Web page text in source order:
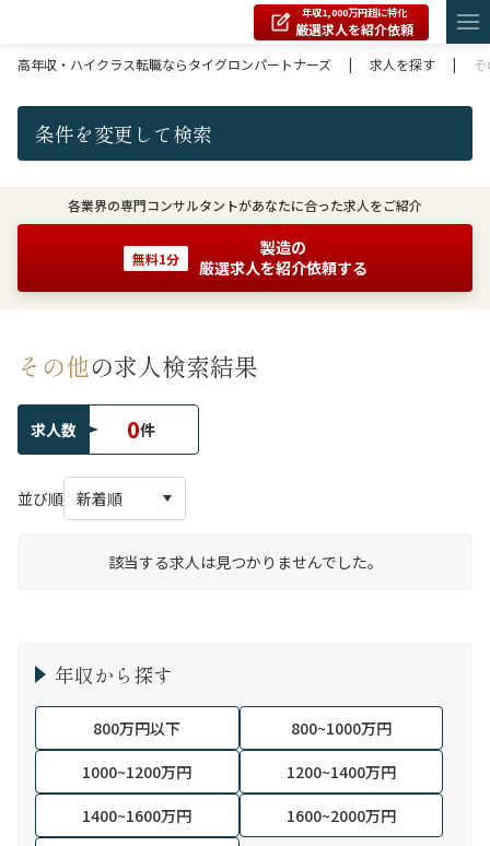
年収1,000万円超に特化
厳選求人を紹介依頼
高年収・ハイクラス転職ならタイグロンパートナーズ
| 求人を探す |
条件を変更して検索
各業界の専門コンサルタントがあなたに合った求人をご紹介
無料1分
製造の
厳選求人を紹介依頼する
その他の求人検索結果
求人数 0件
並び順
該当する求人は見つかりませんでした。
年収から探す
800万円以下
800~1000万円
1000~1200万円
1200~1400万円
1400~1600万円
1600~2000万円